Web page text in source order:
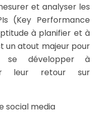
et analyser les
(Key Performance
à planifier et à
un atout majeur pour
se développer à
leur retour sur
social media